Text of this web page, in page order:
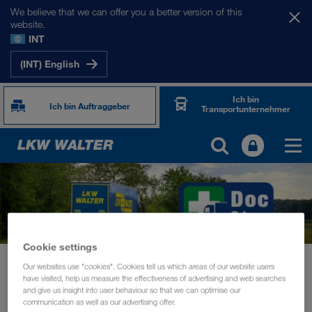
We believe that we can offer you a better version of this
website.
INT
(INT) English
Ich bin Auftraggeber
Ich bin
Transportunternehmer
News Nur ein gesunder Fahrer ist ein sicherer Fahrer
INFORMATIONEN Dezember 2020
Cookie settings
Our websites use "cookies". Cookies tell us which areas of our website users
have visited, help us measure the effectiveness of advertising and web searches
and give us insight into user behaviour so that we can optimise our
communication as well as our advertising offer.